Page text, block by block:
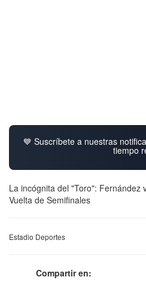
💙 Suscríbete a nuestras
tiempo
La incógnita del "Toro": Fernández
Vuelta de Semifinales
Estadio Deportes
Compartir en: